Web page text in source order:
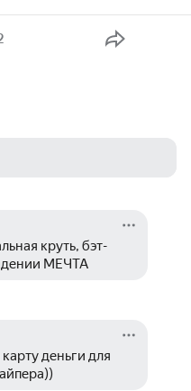
круть, бэт-
МЕЧТА
деньги для